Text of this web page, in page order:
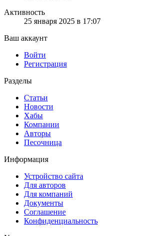
Активность
25 января 2025 в 17:07
Ваш аккаунт
Войти
Регистрация
Разделы
Статьи
Новости
Хабы
Компании
Авторы
Песочница
Информация
Устройство сайта
Для авторов
Для компаний
Документы
Соглашение
Конфиденциальность